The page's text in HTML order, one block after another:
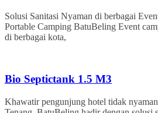
Solusi Sanitasi Nyaman di berbagai
Portable Camping BatuBeling Event
di berbagai kota,
Bio Septictank 1.5 M3
Khawatir pengunjung hotel tidak